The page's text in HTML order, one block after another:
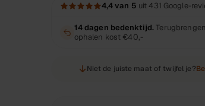
4,4van 5 uit431 Google-
14 dagen bedenktijd.
ophalen kost €40,-
Niet de juiste maat of twijfel je?